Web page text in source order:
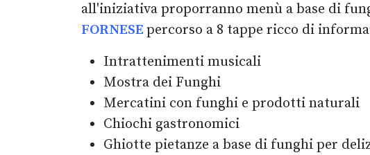
all'iniziativa proporranno menù a base di
FORNESE percorso a 8 tappe ricco di
Intrattenimenti musicali
Mostra dei Funghi
Mercatini con funghi e prodotti naturali
Chiochi gastronomici
Ghiotte pietanze a base di funghi per